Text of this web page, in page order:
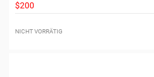
$200
NICHT VORRÄTIG